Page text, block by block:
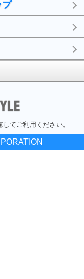
プ
てご利用ください。